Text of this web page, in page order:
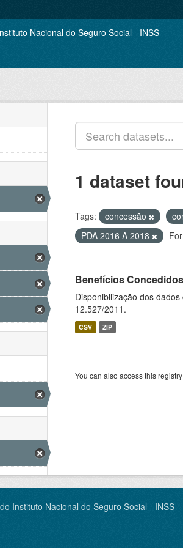
1 dataset
Tags: concessão
PDA 2016 A 2018
Benefícios Concedidos
Disponibilização dos
12.527/2011.
CSV ZIP
You can also access this
Instituto Nacional do Seguro Social - INSS